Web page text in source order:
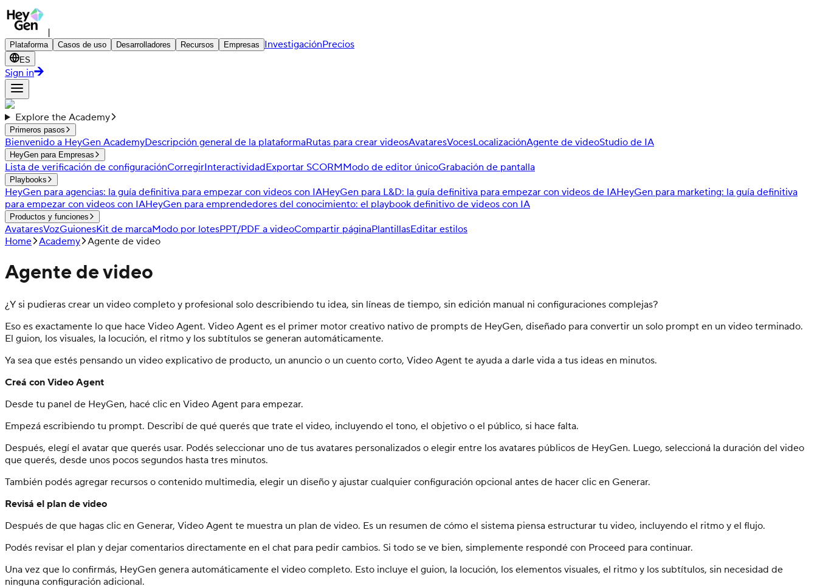
|
Plataforma Casos de uso Desarrolladores Recursos Empresas InvestigaciónPrecios
ES
Sign in
Explore the Academy
Primeros pasos
Bienvenido a HeyGen AcademyDescripción general de la plataformaRutas para crear videosAvataresVocesLocalizaciónAgente de videoStudio de IA
HeyGen para Empresas
Lista de verificación de configuraciónCorregirInteractividadExportar SCORMModo de editor únicoGrabación de pantalla
Playbooks
HeyGen para agencias: la guía definitiva para empezar con videos con IAHeyGen para L&D: la guía definitiva para empezar con videos de IAHeyGen para marketing: la guía definitiva
para empezar con videos con IAHeyGen para emprendedores del conocimiento: el playbook definitivo de videos con IA
Productos y funciones
AvataresVozGuionesKit de marcaModo por lotesPPT/PDF a videoCompartir páginaPlantillasEditar estilos
Home Academy Agente de video
Agente de video
¿Y si pudieras crear un video completo y profesional solo describiendo tu idea, sin líneas de tiempo, sin edición manual ni configuraciones complejas?
Eso es exactamente lo que hace Video Agent. Video Agent es el primer motor creativo nativo de prompts de HeyGen, diseñado para convertir un solo prompt en un video terminado.
El guion, los visuales, la locución, el ritmo y los subtítulos se generan automáticamente.
Ya sea que estés pensando un video explicativo de producto, un anuncio o un cuento corto, Video Agent te ayuda a darle vida a tus ideas en minutos.
Creá con Video Agent
Desde tu panel de HeyGen, hacé clic en Video Agent para empezar.
Empezá escribiendo tu prompt. Describí de qué querés que trate el video, incluyendo el tono, el objetivo o el público, si hace falta.
Después, elegí el avatar que querés usar. Podés seleccionar uno de tus avatares personalizados o elegir entre los avatares públicos de HeyGen. Luego, seleccioná la duración del video
que querés, desde unos pocos segundos hasta tres minutos.
También podés agregar recursos o contenido multimedia, elegir un diseño y ajustar cualquier configuración opcional antes de hacer clic en Generar.
Revisá el plan de video
Después de que hagas clic en Generar, Video Agent te muestra un plan de video. Es un resumen de cómo el sistema piensa estructurar tu video, incluyendo el ritmo y el flujo.
Podés revisar el plan y dejar comentarios directamente en el chat para pedir cambios. Si todo se ve bien, simplemente respondé con Proceed para continuar.
Una vez que lo confirmás, HeyGen genera automáticamente el video completo. Esto incluye el guion, la locución, los elementos visuales, el ritmo y los subtítulos, sin necesidad de
ninguna configuración adicional.